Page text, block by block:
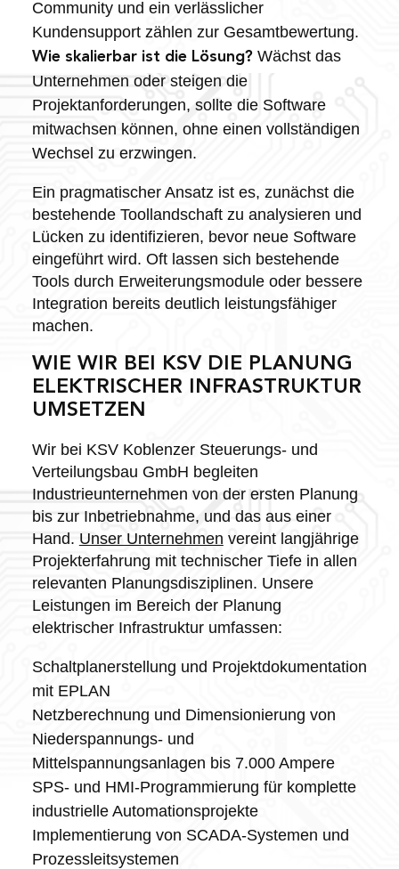
Community und ein verlässlicher
Kundensupport zählen zur Gesamtbewertung.
Wie skalierbar ist die Lösung?Wächst das
Unternehmen oder steigen die
Projektanforderungen, sollte die Software
mitwachsen können, ohne einen vollständigen
Wechsel zu erzwingen.
Ein pragmatischer Ansatz ist es, zunächst die
bestehende Toollandschaft zu analysieren und
Lücken zu identifizieren, bevor neue Software
eingeführt wird. Oft lassen sich bestehende
Tools durch Erweiterungsmodule oder bessere
Integration bereits deutlich leistungsfähiger
machen.
WIE WIR BEI KSV DIE PLANUNG
ELEKTRISCHER INFRASTRUKTUR
UMSETZEN
Wir bei KSV Koblenzer Steuerungs- und
Verteilungsbau GmbH begleiten
Industrieunternehmen von der ersten Planung
bis zur Inbetriebnahme, und das aus einer
Hand. Unser Unternehmen vereint langjährige
Projekterfahrung mit technischer Tiefe in allen
relevanten Planungsdisziplinen. Unsere
Leistungen im Bereich der Planung
elektrischer Infrastruktur umfassen:
Schaltplanerstellung und Projektdokumentation
mit EPLAN
Netzberechnung und Dimensionierung von
Niederspannungs- und
Mittelspannungsanlagen bis 7.000 Ampere
SPS- und HMI-Programmierung für komplette
industrielle Automationsprojekte
Implementierung von SCADA-Systemen und
Prozessleitsystemen